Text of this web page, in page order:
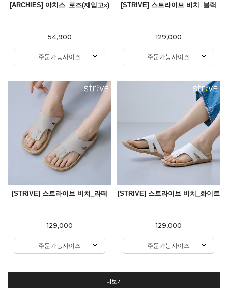
[ARCHIES] 아치스_로즈(재입고x)
54,900
주문가능사이즈
[STRIVE] 스트라이브 비치_블랙
129,000
주문가능사이즈
[STRIVE] 스트라이브 비치_라떼
129,000
주문가능사이즈
[STRIVE] 스트라이브 비치_화이트
129,000
주문가능사이즈
더보기